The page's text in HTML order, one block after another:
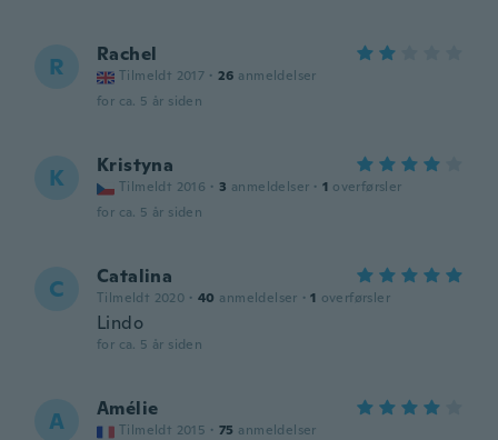
R Rachel
Tilmeldt 2017 · 26 anmeldelser
for ca. 5 år siden
K Kristyna
Tilmeldt 2016 · 3 anmeldelser · 1 overførsler
for ca. 5 år siden
C Catalina
Tilmeldt 2020 · 40 anmeldelser · 1 overførsler
Lindo
for ca. 5 år siden
A Amélie
Tilmeldt 2015 · 75 anmeldelser